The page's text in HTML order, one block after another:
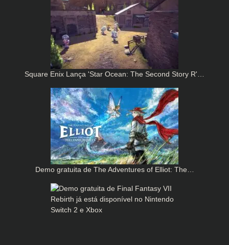
Square Enix Lança 'Star Ocean: The Second Story R'…
Demo gratuita de The Adventures of Elliot: The…